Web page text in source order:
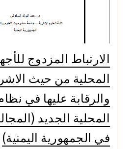
الارتباط المزدوج
المحلية من حيث
والرقابة عليها في
المحلية الجديد
في الجمهورية اليمنية)